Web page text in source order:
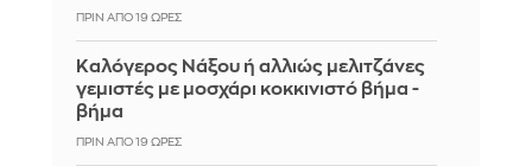
ΠΡΙΝ ΑΠΌ 19 ΏΡΕΣ
Καλόγερος Νάξου ή αλλιώς μελιτζάνες
γεμιστές με μοσχάρι κοκκινιστό βήμα -
βήμα
ΠΡΙΝ ΑΠΌ 19 ΏΡΕΣ